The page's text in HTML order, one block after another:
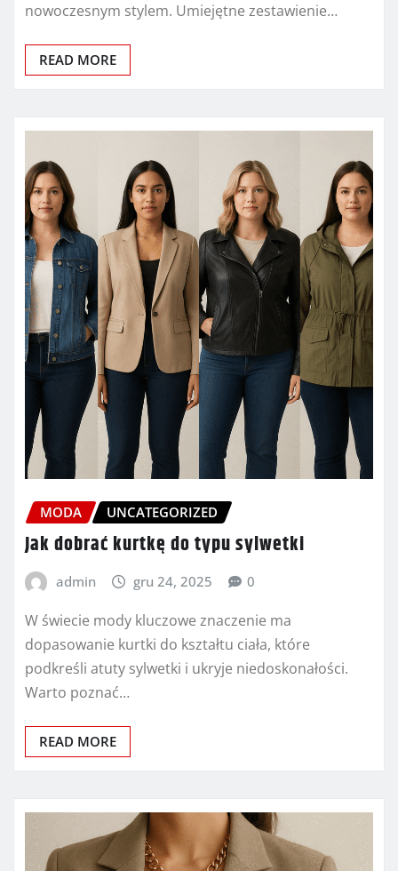
nowoczesnym stylem. Umiejętne zestawienie…
READ MORE
MODA UNCATEGORIZED
Jak dobrać kurtkę do typu sylwetki
admin gru 24, 2025 0
W świecie mody kluczowe znaczenie ma
dopasowanie kurtki do kształtu ciała, które
podkreśli atuty sylwetki i ukryje niedoskonałości.
Warto poznać…
READ MORE